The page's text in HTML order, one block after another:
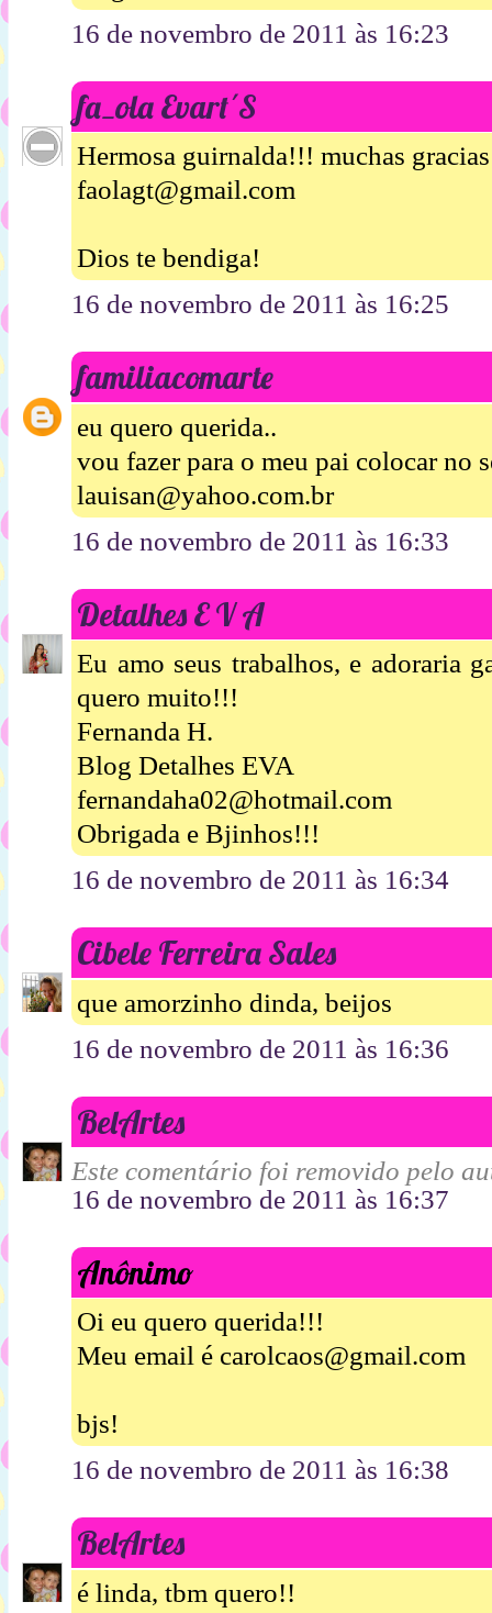
16 de novembro de 2011 às 16:23
fa_ola Evart´S
Hermosa guirnalda!!! muchas
faolagt@gmail.com
Dios te bendiga!
16 de novembro de 2011 às 16:25
familiacomarte
eu quero querida..
vou fazer para o meu pai colocar no
lauisan@yahoo.com.br
16 de novembro de 2011 às 16:33
Detalhes E V A
Eu amo seus trabalhos, e adoraria
quero muito!!!
Fernanda H.
Blog Detalhes EVA
fernandaha02@hotmail.com
Obrigada e Bjinhos!!!
16 de novembro de 2011 às 16:34
Cibele Ferreira Sales
que amorzinho dinda, beijos
16 de novembro de 2011 às 16:36
BelArtes
Este comentário foi removido pelo
16 de novembro de 2011 às 16:37
Anônimo
Oi eu quero querida!!!
Meu email é carolcaos@gmail.com
bjs!
16 de novembro de 2011 às 16:38
BelArtes
é linda, tbm quero!!